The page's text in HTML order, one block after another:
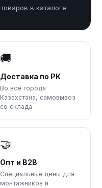
товаров в каталоге
🚚
Доставка по РК
Во все города
Казахстана, самовывоз
со склада
🤝
Опт и B2B
Специальные цены для
монтажников и